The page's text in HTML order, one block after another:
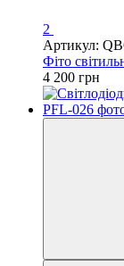
2
Артикул:
Фіто
4 200 грн